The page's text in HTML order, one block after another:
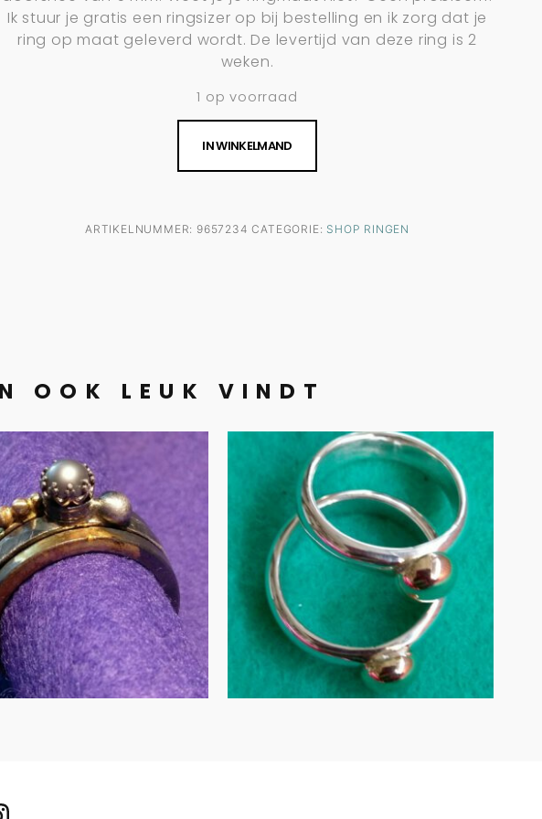
Ik stuur je gratis een ringsizer op bij bestelling en ik zorg dat je
ring op maat geleverd wordt. De levertijd van deze ring is 2
weken.
1 op voorraad
IN WINKELMAND
ARTIKELNUMMER: 9657234 CATEGORIE: SHOP RINGEN
OOK LEUK VINDT
in
met gouden
accenten
€275.00
IN WINKELMAND
UITVERKOCHT
Gouden blobs op
zilveren band
MEER INFORMATIE